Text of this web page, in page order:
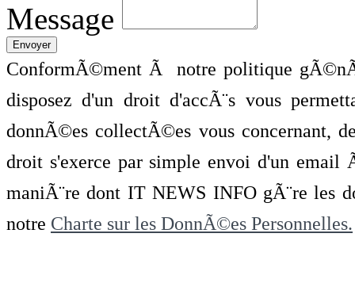
Message
ConformÃ©ment Ã notre politique
disposez d'un droit d'accÃ¨s vous
donnÃ©es collectÃ©es vous concernant,
droit s'exerce par simple envoi d'un
maniÃ¨re dont IT NEWS INFO gÃ¨re les
notre Charte sur les DonnÃ©es Personnelles.